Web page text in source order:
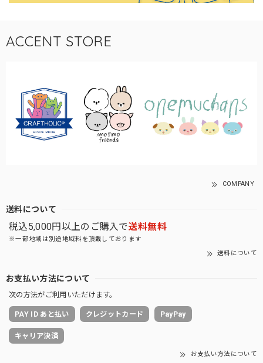
ACCENT STORE
COMPANY
送料について
税込5,000円以上のご購入で送料無料
※一部地域は別途地域料を頂戴しております
送料について
お支払い方法について
次の方法がご利用いただけます。
PAY ID あと払い クレジットカード PayPay
キャリア決済
お支払い方法について